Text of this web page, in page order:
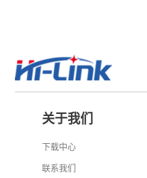
关于我们
下载中心
联系我们